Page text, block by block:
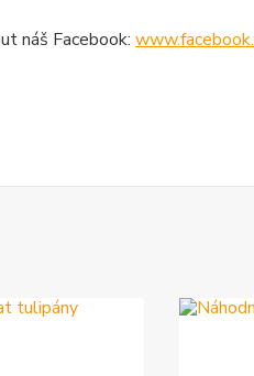
náš Facebook: